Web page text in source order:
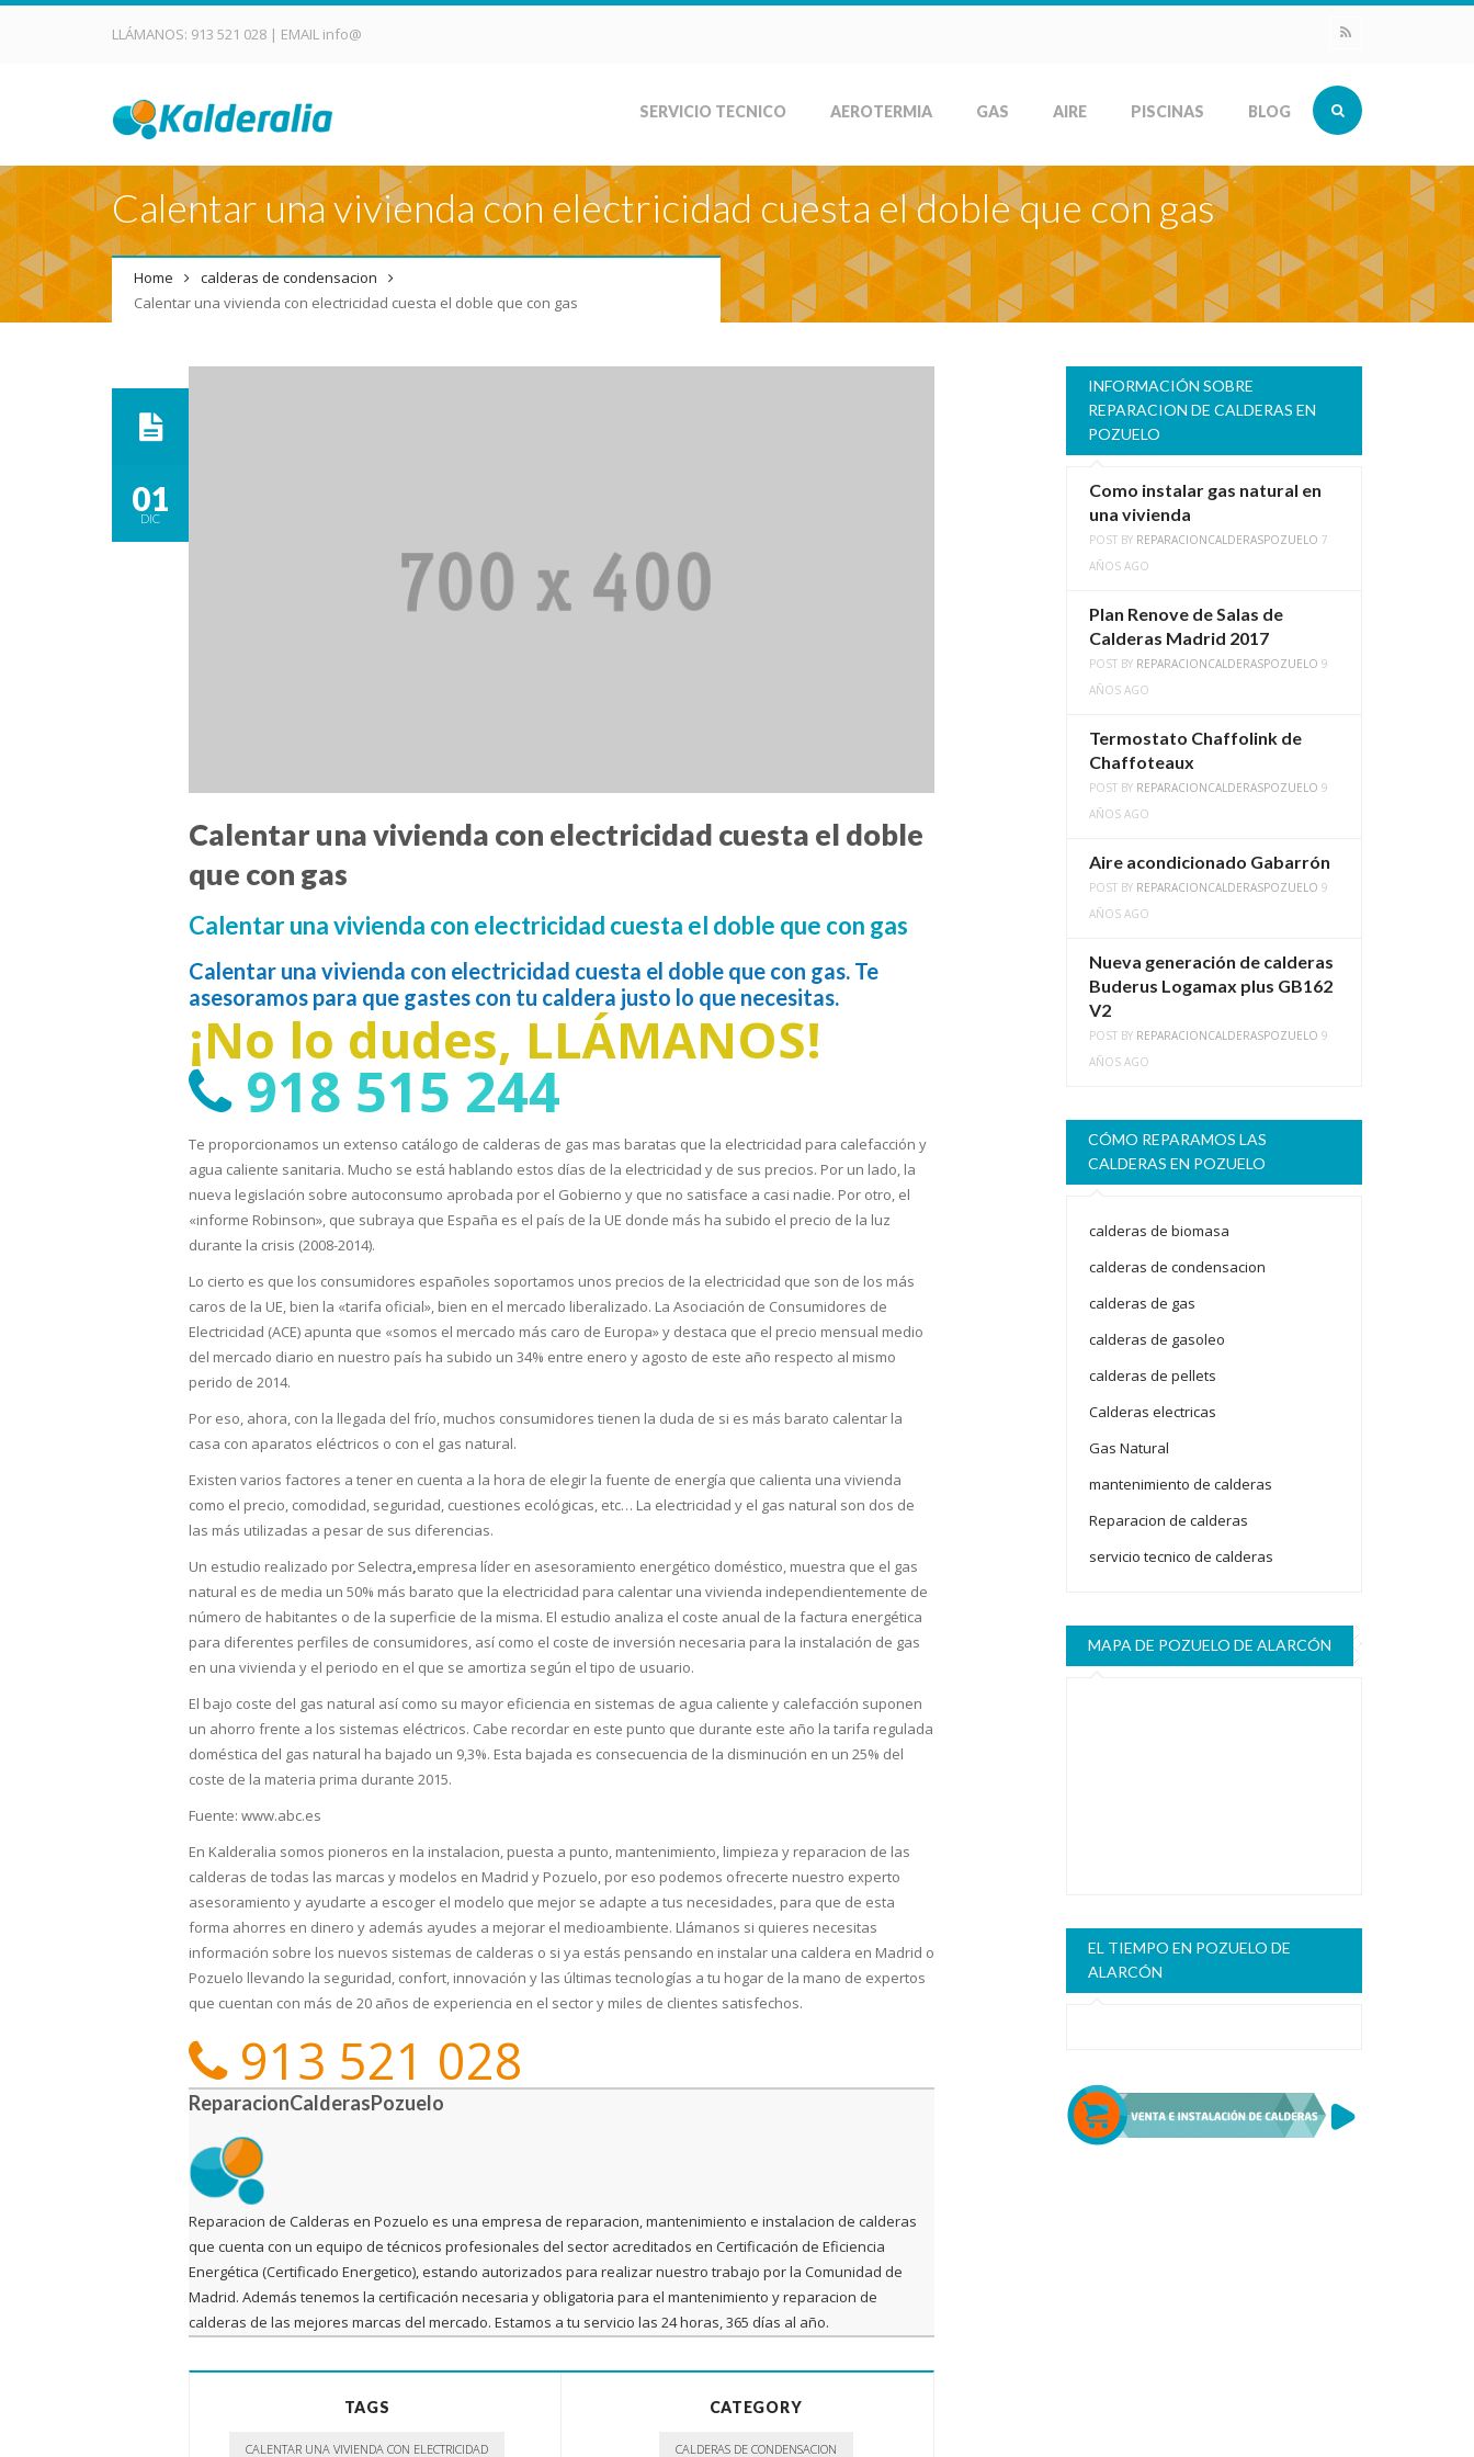
LLÁMANOS: 913 521 028 | EMAIL info@
SERVICIO TECNICO AEROTERMIA GAS AIRE PISCINAS BLOG
Calentar una vivienda con electricidad cuesta el doble que con gas
Home
calderas de condensacion
Calentar una vivienda con electricidad cuesta el doble que con gas
01
DIC
Calentar una vivienda con electricidad cuesta el doble
que con gas
Calentar una vivienda con electricidad cuesta el doble que con gas
Calentar una vivienda con electricidad cuesta el doble que con gas. Te
asesoramos para que gastes con tu caldera justo lo que necesitas.
¡No lo dudes, LLÁMANOS!
918 515 244
Te proporcionamos un extenso catálogo de calderas de gas mas baratas que la electricidad para calefacción y
agua caliente sanitaria. Mucho se está hablando estos días de la electricidad y de sus precios. Por un lado, la
nueva legislación sobre autoconsumo aprobada por el Gobierno y que no satisface a casi nadie. Por otro, el
«informe Robinson», que subraya que España es el país de la UE donde más ha subido el precio de la luz
durante la crisis (2008-2014).
Lo cierto es que los consumidores españoles soportamos unos precios de la electricidad que son de los más
caros de la UE, bien la «tarifa oficial», bien en el mercado liberalizado. La Asociación de Consumidores de
Electricidad (ACE) apunta que «somos el mercado más caro de Europa» y destaca que el precio mensual medio
del mercado diario en nuestro país ha subido un 34% entre enero y agosto de este año respecto al mismo
perido de 2014.
Por eso, ahora, con la llegada del frío, muchos consumidores tienen la duda de si es más barato calentar la
casa con aparatos eléctricos o con el gas natural.
Existen varios factores a tener en cuenta a la hora de elegir la fuente de energía que calienta una vivienda
como el precio, comodidad, seguridad, cuestiones ecológicas, etc… La electricidad y el gas natural son dos de
las más utilizadas a pesar de sus diferencias.
Un estudio realizado por Selectra empresa líder en asesoramiento energético doméstico, muestra que el gas
natural es de media un 50% más barato que la electricidad para calentar una vivienda independientemente de
número de habitantes o de la superficie de la misma. El estudio analiza el coste anual de la factura energética
para diferentes perfiles de consumidores, así como el coste de inversión necesaria para la instalación de gas
en una vivienda y el periodo en el que se amortiza según el tipo de usuario.
El bajo coste del gas natural así como su mayor eficiencia en sistemas de agua caliente y calefacción suponen
un ahorro frente a los sistemas eléctricos. Cabe recordar en este punto que durante este año la tarifa regulada
doméstica del gas natural ha bajado un 9,3%. Esta bajada es consecuencia de la disminución en un 25% del
coste de la materia prima durante 2015.
Fuente: www.abc.es
En Kalderalia somos pioneros en la instalacion, puesta a punto, mantenimiento, limpieza y reparacion de las
calderas de todas las marcas y modelos en Madrid y Pozuelo, por eso podemos ofrecerte nuestro experto
asesoramiento y ayudarte a escoger el modelo que mejor se adapte a tus necesidades, para que de esta
forma ahorres en dinero y además ayudes a mejorar el medioambiente. Llámanos si quieres necesitas
información sobre los nuevos sistemas de calderas o si ya estás pensando en instalar una caldera en Madrid o
Pozuelo llevando la seguridad, confort, innovación y las últimas tecnologías a tu hogar de la mano de expertos
que cuentan con más de 20 años de experiencia en el sector y miles de clientes satisfechos.
913 521 028
ReparacionCalderasPozuelo
Reparacion de Calderas en Pozuelo es una empresa de reparacion, mantenimiento e instalacion de calderas
que cuenta con un equipo de técnicos profesionales del sector acreditados en Certificación de Eficiencia
Energética (Certificado Energetico), estando autorizados para realizar nuestro trabajo por la Comunidad de
Madrid. Además tenemos la certificación necesaria y obligatoria para el mantenimiento y reparacion de
calderas de las mejores marcas del mercado. Estamos a tu servicio las 24 horas, 365 días al año.
TAGS
CALENTAR UNA VIVIENDA CON ELECTRICIDAD
CATEGORY
CALDERAS DE CONDENSACION
INFORMACIÓN SOBRE
REPARACION DE CALDERAS EN
POZUELO
Como instalar gas natural en
una vivienda
POST BY REPARACIONCALDERASPOZUELO 7
AÑOS AGO
Plan Renove de Salas de
Calderas Madrid 2017
POST BY REPARACIONCALDERASPOZUELO 9
AÑOS AGO
Termostato Chaffolink de
Chaffoteaux
POST BY REPARACIONCALDERASPOZUELO 9
AÑOS AGO
Aire acondicionado Gabarrón
POST BY REPARACIONCALDERASPOZUELO 9
AÑOS AGO
Nueva generación de calderas
Buderus Logamax plus GB162
V2
POST BY REPARACIONCALDERASPOZUELO 9
AÑOS AGO
CÓMO REPARAMOS LAS
CALDERAS EN POZUELO
calderas de biomasa
calderas de condensacion
calderas de gas
calderas de gasoleo
calderas de pellets
Calderas electricas
Gas Natural
mantenimiento de calderas
Reparacion de calderas
servicio tecnico de calderas
MAPA DE POZUELO DE ALARCÓN
EL TIEMPO EN POZUELO DE
ALARCÓN